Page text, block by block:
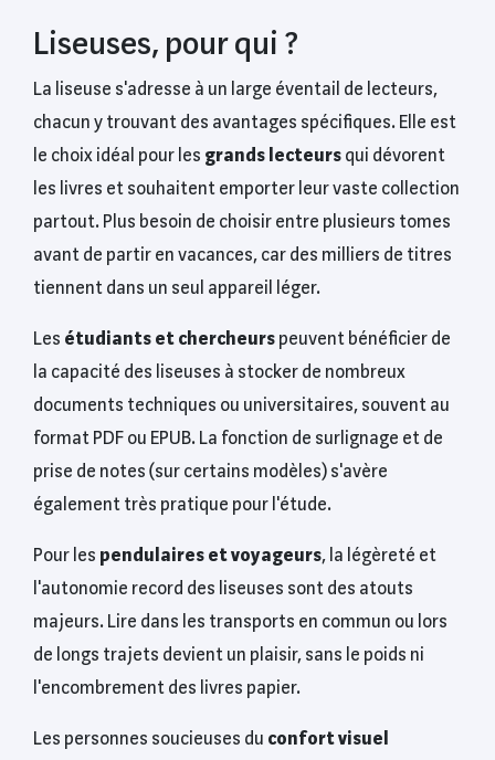
Liseuses, pour qui ?
La liseuse s'adresse à un large éventail de lecteurs,
chacun y trouvant des avantages spécifiques. Elle est
le choix idéal pour les grands lecteurs qui dévorent
les livres et souhaitent emporter leur vaste collection
partout. Plus besoin de choisir entre plusieurs tomes
avant de partir en vacances, car des milliers de titres
tiennent dans un seul appareil léger.
Les étudiants et chercheurs peuvent bénéficier de
la capacité des liseuses à stocker de nombreux
documents techniques ou universitaires, souvent au
format PDF ou EPUB. La fonction de surlignage et de
prise de notes (sur certains modèles) s'avère
également très pratique pour l'étude.
Pour les pendulaires et voyageurs, la légèreté et
l'autonomie record des liseuses sont des atouts
majeurs. Lire dans les transports en commun ou lors
de longs trajets devient un plaisir, sans le poids ni
l'encombrement des livres papier.
Les personnes soucieuses du confort visuel